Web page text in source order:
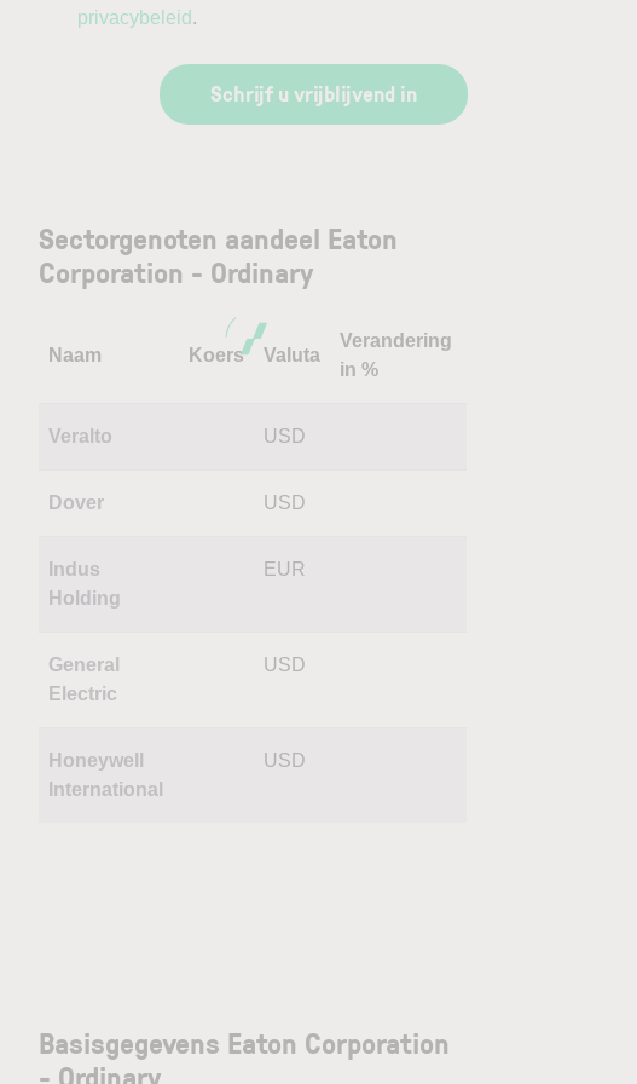
privacybeleid .
Schrijf u vrijblijvend in
Sectorgenoten aandeel Eaton
Corporation - Ordinary
Naam Koers Valuta
Verandering
in %
Veralto USD
Dover USD
Indus
Holding
EUR
General
Electric
USD
Honeywell
International
USD
Basisgegevens Eaton Corporation
- Ordinary